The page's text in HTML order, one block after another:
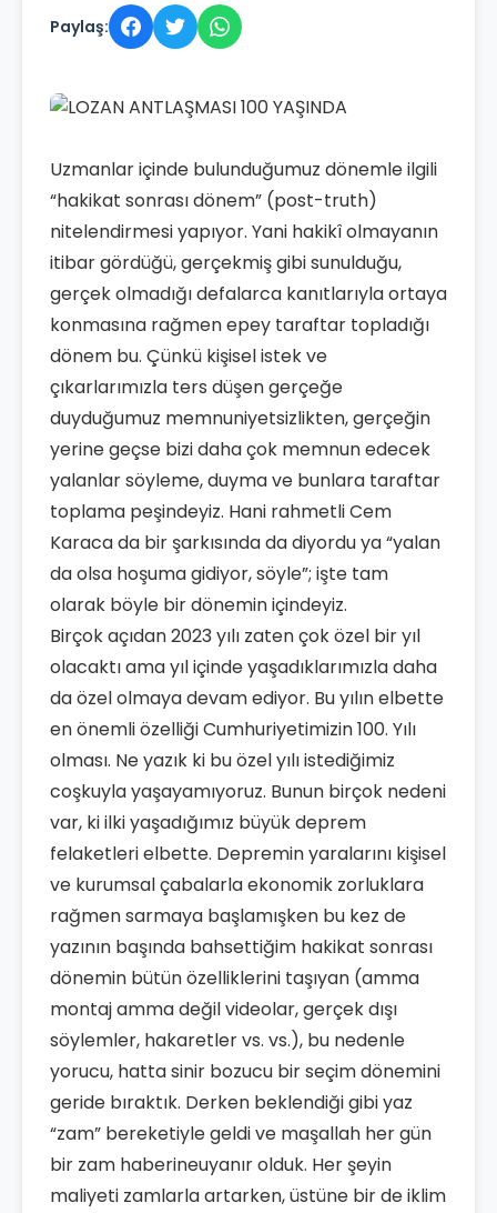
Paylaş:
Uzmanlar içinde bulunduğumuz dönemle ilgili
“hakikat sonrası dönem” (post-truth)
nitelendirmesi yapıyor. Yani hakikî olmayanın
itibar gördüğü, gerçekmiş gibi sunulduğu,
gerçek olmadığı defalarca kanıtlarıyla ortaya
konmasına rağmen epey taraftar topladığı
dönem bu. Çünkü kişisel istek ve
çıkarlarımızla ters düşen gerçeğe
duyduğumuz memnuniyetsizlikten, gerçeğin
yerine geçse bizi daha çok memnun edecek
yalanlar söyleme, duyma ve bunlara taraftar
toplama peşindeyiz. Hani rahmetli Cem
Karaca da bir şarkısında da diyordu ya “yalan
da olsa hoşuma gidiyor, söyle”; işte tam
olarak böyle bir dönemin içindeyiz.
Birçok açıdan 2023 yılı zaten çok özel bir yıl
olacaktı ama yıl içinde yaşadıklarımızla daha
da özel olmaya devam ediyor. Bu yılın elbette
en önemli özelliği Cumhuriyetimizin 100. Yılı
olması. Ne yazık ki bu özel yılı istediğimiz
coşkuyla yaşayamıyoruz. Bunun birçok nedeni
var, ki ilki yaşadığımız büyük deprem
felaketleri elbette. Depremin yaralarını kişisel
ve kurumsal çabalarla ekonomik zorluklara
rağmen sarmaya başlamışken bu kez de
yazının başında bahsettiğim hakikat sonrası
dönemin bütün özelliklerini taşıyan (amma
montaj amma değil videolar, gerçek dışı
söylemler, hakaretler vs. vs.), bu nedenle
yorucu, hatta sinir bozucu bir seçim dönemini
geride bıraktık. Derken beklendiği gibi yaz
“zam” bereketiyle geldi ve maşallah her gün
bir zam haberineuyanır olduk. Her şeyin
maliyeti zamlarla artarken, üstüne bir de iklim